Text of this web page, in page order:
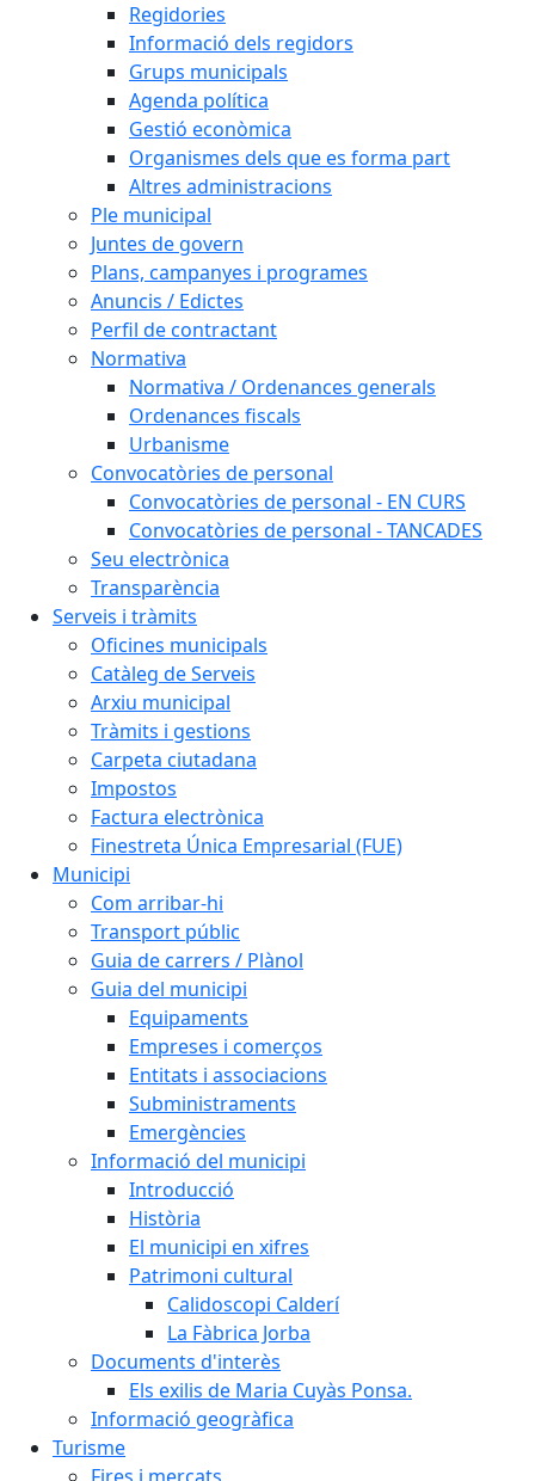
Regidories
Informació dels regidors
Grups municipals
Agenda política
Gestió econòmica
Organismes dels que es forma part
Altres administracions
Ple municipal
Juntes de govern
Plans, campanyes i programes
Anuncis / Edictes
Perfil de contractant
Normativa
Normativa / Ordenances generals
Ordenances fiscals
Urbanisme
Convocatòries de personal
Convocatòries de personal - EN CURS
Convocatòries de personal - TANCADES
Seu electrònica
Transparència
Serveis i tràmits
Oficines municipals
Catàleg de Serveis
Arxiu municipal
Tràmits i gestions
Carpeta ciutadana
Impostos
Factura electrònica
Finestreta Única Empresarial (FUE)
Municipi
Com arribar-hi
Transport públic
Guia de carrers / Plànol
Guia del municipi
Equipaments
Empreses i comerços
Entitats i associacions
Subministraments
Emergències
Informació del municipi
Introducció
Història
El municipi en xifres
Patrimoni cultural
Calidoscopi Calderí
La Fàbrica Jorba
Documents d'interès
Els exilis de Maria Cuyàs Ponsa.
Informació geogràfica
Turisme